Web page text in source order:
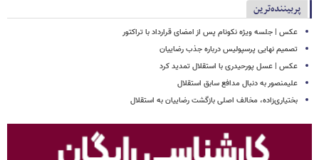
پربیننده‌ترین
عکس | جلسه ویژه نکونام پس از امضای قرارداد با تراکتور
تصمیم نهایی پرسپولیس درباره جذب رضاییان
عکس | عسل پورحیدری با استقلال تمدید کرد
علیمنصور به دنبال مدافع سابق استقلال
بختیاری‌زاده، مخالف اصلی بازگشت رضاییان به استقلال